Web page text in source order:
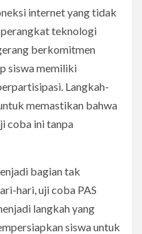
internet yang tidak
teknologi
berkomitmen
siswa memiliki
Langkah-
memastikan bahwa
coba ini tanpa
bagian tak
hari, uji coba PAS
langkah yang
siswa untuk